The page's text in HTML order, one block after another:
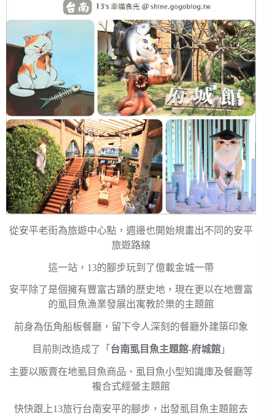
從安平老街為旅遊中心點，週邊也開始規畫出不同的安平
旅遊路線
這一站，13的腳步玩到了億載金城一帶
安平除了是個擁有豐富古蹟的歷史地，現在更以在地豐富
的虱目魚漁業發展出寓教於樂的主題館
前身為伍角船板餐廳，留下令人深刻的餐廳外建築印象
目前則改造成了「 台南虱目魚主題館-府城館」
主要以販賣在地虱目魚商品、虱目魚小型知識庫及餐廳等
複合式經營主題館
快快跟上13旅行台南安平的腳步，出發虱目魚主題館去